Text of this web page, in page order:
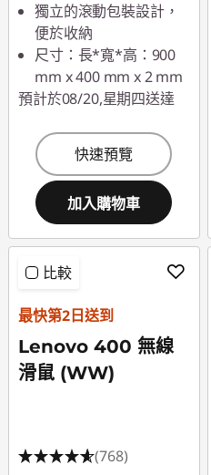
獨立的滾動包裝設計，
便於收納
尺寸：長*寬*高：900
mm x 400 mm x 2 mm
預計於08/20,星期四送達
快速預覽
加入購物車
比較
最快第2日送到
Lenovo 400 無線
滑鼠 (WW)
(768)